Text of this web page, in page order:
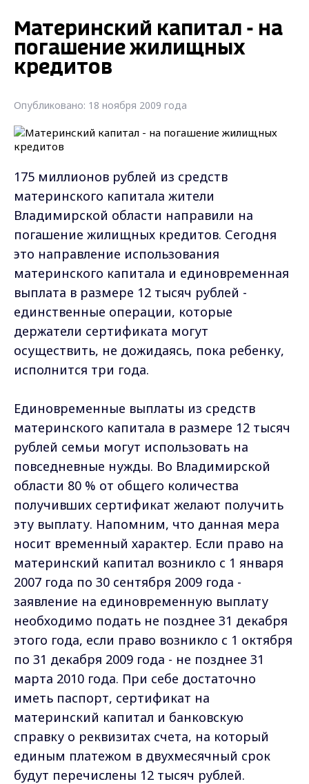
Материнский капитал - на
погашение жилищных
кредитов
Опубликовано: 18 ноября 2009 года
175 миллионов рублей из средств
материнского капитала жители
Владимирской области направили на
погашение жилищных кредитов. Сегодня
это направление использования
материнского капитала и единовременная
выплата в размере 12 тысяч рублей -
единственные операции, которые
держатели сертификата могут
осуществить, не дожидаясь, пока ребенку,
исполнится три года.
Единовременные выплаты из средств
материнского капитала в размере 12 тысяч
рублей семьи могут использовать на
повседневные нужды. Во Владимирской
области 80 % от общего количества
получивших сертификат желают получить
эту выплату. Напомним, что данная мера
носит временный характер. Если право на
материнский капитал возникло с 1 января
2007 года по 30 сентября 2009 года -
заявление на единовременную выплату
необходимо подать не позднее 31 декабря
этого года, если право возникло с 1 октября
по 31 декабря 2009 года - не позднее 31
марта 2010 года. При себе достаточно
иметь паспорт, сертификат на
материнский капитал и банковскую
справку о реквизитах счета, на который
единым платежом в двухмесячный срок
будут перечислены 12 тысяч рублей.